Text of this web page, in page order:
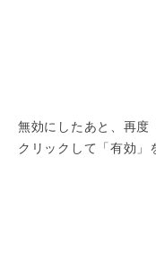
無効にしたあと、再
クリックして「有効」